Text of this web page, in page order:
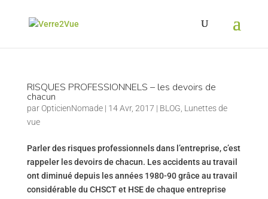
RISQUES PROFESSIONNELS – les devoirs de
chacun
par OpticienNomade| 14 Avr, 2017 | BLOG Lunettes de
vue
Parler des risques professionnels dans l’entreprise, c’est
rappeler les devoirs de chacun. Les accidents au travail
ont diminué depuis les années 1980-90 grâce au travail
considérable du CHSCT et HSE de chaque entreprise